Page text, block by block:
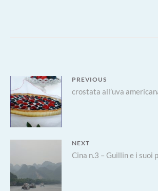
Navigazione
articoli
PREVIOUS
Previous
post:
crostata all’uva
NEXT
post:
Cina n.3 – Guillin e i suoi